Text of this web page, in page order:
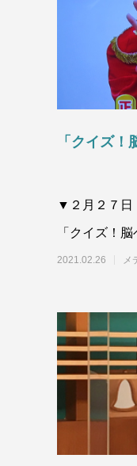
「クイズ！
▼２月２７日
「クイズ！
スリング」に
2021.02.26 メ